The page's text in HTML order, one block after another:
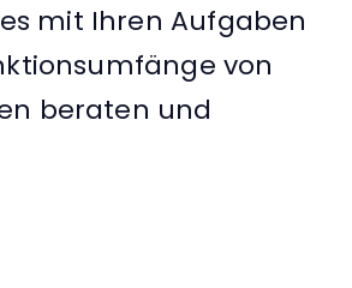
mit Ihren Aufgaben
von
beraten und